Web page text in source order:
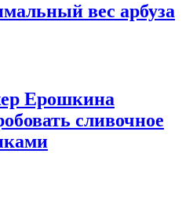
вес арбуза
Ерошкина
сливочное